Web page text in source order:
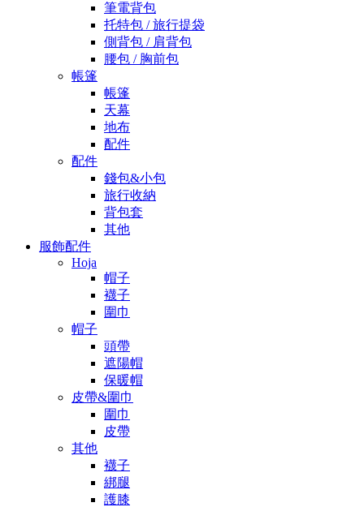
筆電背包
托特包 / 旅行提袋
側背包 / 肩背包
腰包 / 胸前包
帳篷
帳篷
天幕
地布
配件
配件
錢包&小包
旅行收納
背包套
其他
服飾配件
Hoja
帽子
襪子
圍巾
帽子
頭帶
遮陽帽
保暖帽
皮帶&圍巾
圍巾
皮帶
其他
襪子
綁腿
護膝